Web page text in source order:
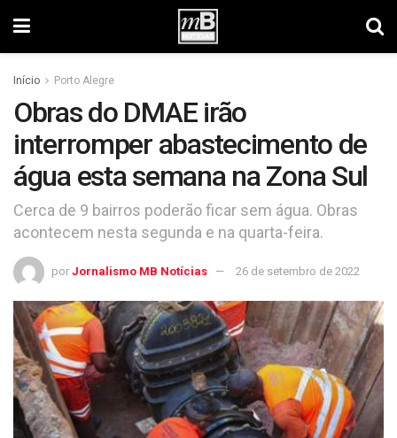
Início Porto Alegre
Obras do DMAE irão
interromper abastecimento de
água esta semana na Zona Sul
Cerca de 9 bairros poderão ficar sem água. Obras
acontecem nesta segunda e na quarta-feira.
por Jornalismo MB Notícias 26 de setembro de 2022